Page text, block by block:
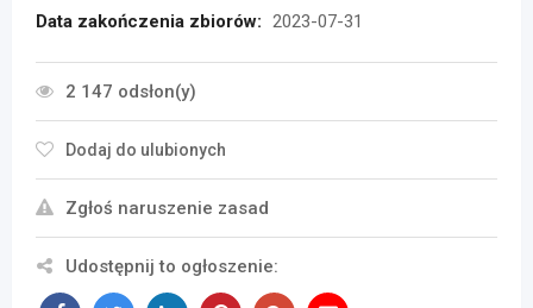
Data zakończenia zbiorów: 2023-07-31
2 147 odsłon(y)
Dodaj do ulubionych
Zgłoś naruszenie zasad
Udostępnij to ogłoszenie: